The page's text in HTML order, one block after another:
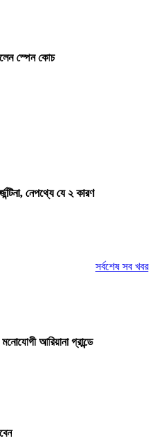
স্পেন কোচ
নেপথ্যে যে ২ কারণ
সর্বশেষ সব খবর
আরিয়ানা গ্রান্ডে